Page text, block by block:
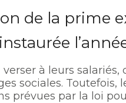
de la prime
à leurs
sociales. Toutefois,
prévues par la loi